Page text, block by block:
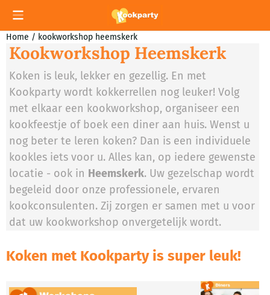
Cookievoorkeuren zijn momenteel gesloten.
Home / kookworkshop heemskerk
Kookworkshop Heemskerk
Koken is leuk, lekker en gezellig. En met
Kookparty wordt kokkerrellen nog leuker! Volg
met elkaar een kookworkshop, organiseer een
kookfeestje of boek een diner aan huis. Wenst u
nog beter te leren koken? Dan is een individuele
kookles iets voor u. Alles kan, op iedere gewenste
locatie - ook in Heemskerk. Uw gezelschap wordt
begeleid door onze professionele, ervaren
kookconsulenten. Zij zorgen er samen met u voor
dat uw kookworkshop onvergetelijk wordt.
Koken met Kookparty is super leuk!